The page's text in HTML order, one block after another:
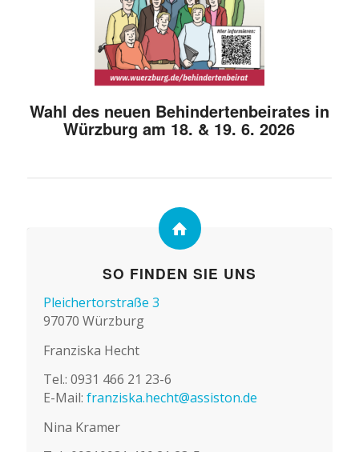
Wahl des neuen Behindertenbeirates in
Würzburg am 18. & 19. 6. 2026
SO FINDEN SIE UNS
Pleichertorstraße 3
97070 Würzburg
Franziska Hecht
Tel.: 0931 466 21 23-6
E-Mail: franziska.hecht@assiston.de
Nina Kramer